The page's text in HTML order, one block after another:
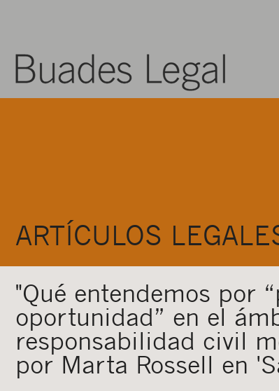
ARTÍCULOS
"Qué entendemos por
oportunidad” en el
responsabilidad civil
por Marta Rossell en